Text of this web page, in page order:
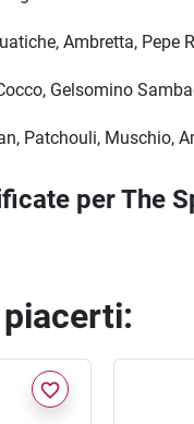
Ambretta, Pepe
Gelsomino
Patchouli, Muschio,
per The
favorite_border